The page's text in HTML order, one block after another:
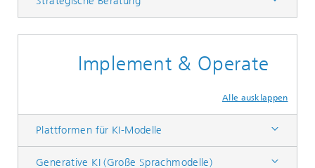
Implement & Operate
Alle ausklappen
Plattformen für KI-Modelle
Generative KI (Große Sprachmodelle)